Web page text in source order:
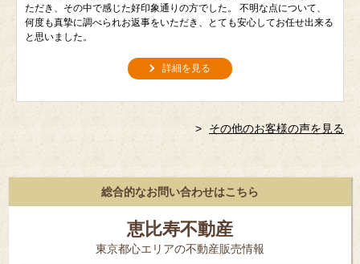
ただき、その中で感じた好印象通りの方でした。 不明な点について、
何度も真摯に調べられお返事をいただき、とても安心してお任せ出来る
と思いました。
詳細を見る
その他のお客様の声を見る
総合的なお問い合わせはこちら
恵比寿不動産
東京都⼼エリアの不動産販売情報